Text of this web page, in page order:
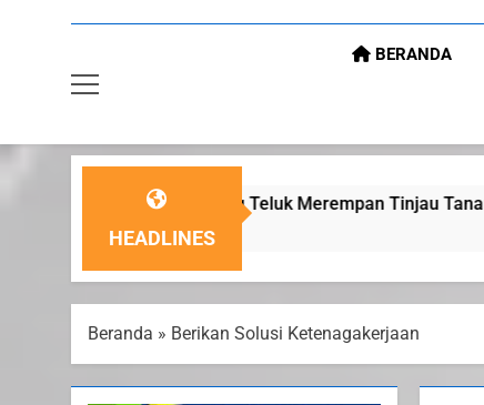
BERANDA
HEADLINES
Merempan Tinjau Tanaman Jagung Waga
Beranda » Berikan Solusi Ketenagakerjaan